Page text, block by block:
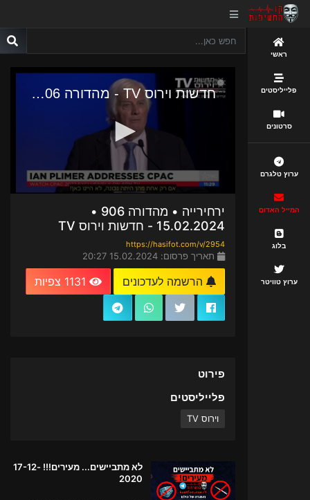
ראשי
פלייליסטים
סרטונים
ערוץ טלגרם
המייל האדום
בלוג
ערוץ טוויטר
ירחירייה • מהדורה 906 •
15.02.2024 - חדשות וירוס TV
https://hasifot.com/v/2954
תאריך פרסום: 15.02.2024 20:27
הרשמה לעדכונים
פירוט
פלייליסטים
וירוס TV
לא מתביישים... מעירים!!! 17-12-
2020